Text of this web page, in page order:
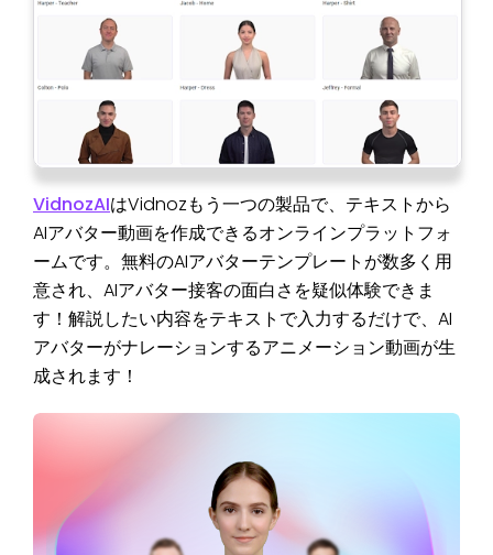
VidnozAIはVidnozもう一つの製品で、テキストから
AIアバター動画を作成できるオンラインプラットフォ
ームです。無料のAIアバターテンプレートが数多く用
意され、AIアバター接客の面白さを疑似体験できま
す！解説したい内容をテキストで入力するだけで、AI
アバターがナレーションするアニメーション動画が生
成されます！